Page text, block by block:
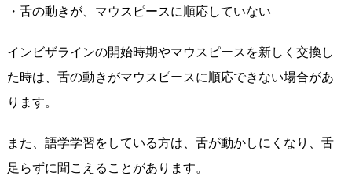
・舌の動きが、マウスピースに順応していない
インビザラインの開始時期やマウスピースを新しく交換し
た時は、舌の動きがマウスピースに順応できない場合があ
ります。
また、語学学習をしている方は、舌が動かしにくなり、舌
足らずに聞こえることがあります。